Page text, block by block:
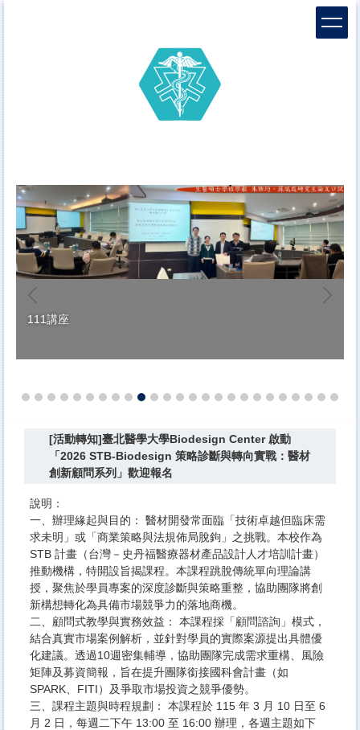
111講座
[活動轉知]臺北醫學大學Biodesign Center 啟動
「2026 STB-Biodesign 策略診斷與轉向實戰：醫材
創新顧問系列」歡迎報名
說明：​
一、辦理緣起與目的： 醫材開發常面臨「技術卓越但臨床需
求未明」或「商業策略與法規佈局脫鉤」之挑戰。本校作為
STB 計畫（台灣－史丹福醫療器材產品設計人才培訓計畫）
推動機構，特開設旨揭課程。本課程跳脫傳統單向理論講
授，聚焦於學員專案的深度診斷與策略重整，協助團隊將創
新構想轉化為具備市場競爭力的落地商機。
二、顧問式教學與實務效益： 本課程採「顧問諮詢」模式，
結合真實市場案例解析，並針對學員的實際案源提出具體優
化建議。透過10週密集輔導，協助團隊完成需求重構、風險
矩陣及募資簡報，旨在提升團隊銜接國科會計畫（如
SPARK、FITI）及爭取市場投資之競爭優勢。
三、課程主題與時程規劃： 本課程於 115 年 3 月 10 日至 6
月 2 日，每週二下午 13:00 至 16:00 辦理，各週主題如下